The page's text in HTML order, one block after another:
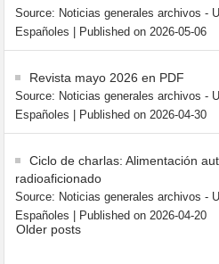
Source: Noticias generales archivos -
Españoles
Published on 2026-05-06
Revista mayo 2026 en PDF
Source: Noticias generales archivos -
Españoles
Published on 2026-04-30
Ciclo de charlas: Alimentación
radioaficionado
Source: Noticias generales archivos -
Españoles
Published on 2026-04-20
Older posts